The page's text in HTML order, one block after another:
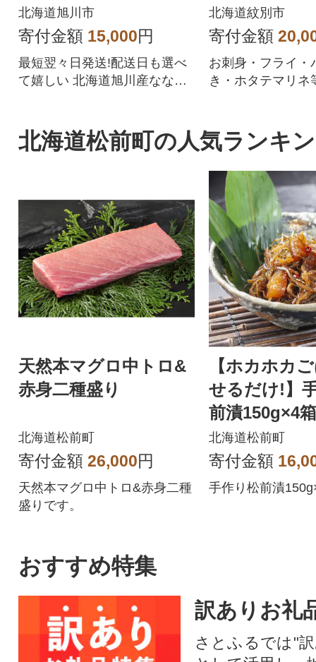
【さとふる限定】_059
57
北海道旭川市
寄付金額 15,000円
最短翌々日発送!配送日も選べ
て嬉しい 北海道旭川産ななつ
サイズ不揃
北海道紋別市
寄付金額
お刺身・フライ・
き・ホタテマリネ
年貝)を放流して
や水温の低い荒波
く育つ為、養殖と
く違い旨味が凝
食感も良いと言わ
す。食べ応え抜群
ドドーンとたっぷ
市よりお届け。パ
チャック付きで保
す!
北海道松前町の人気ランキ
天然本マグロ中トロ&
赤身二種盛り
北海道松前町
寄付金額 26,000円
天然本マグロ中トロ&赤身二種
盛りです。
【ホカホカ
せるだけ!】
前漬150g×4箱
北海道松前町
寄付金額
手作り松前漬
おすすめ特集
訳ありお礼
さとふるでは"